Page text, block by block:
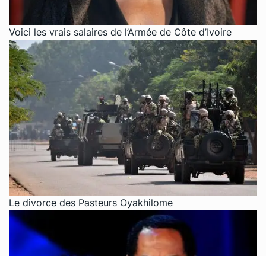
Voici les vrais salaires de l’Armée de Côte d’Ivoire
Le divorce des Pasteurs Oyakhilome